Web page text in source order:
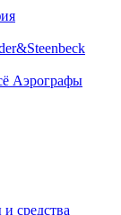
Аэрографы
средства